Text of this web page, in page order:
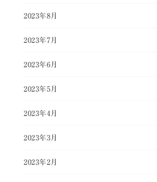
2023年8月
2023年7月
2023年6月
2023年5月
2023年4月
2023年3月
2023年2月